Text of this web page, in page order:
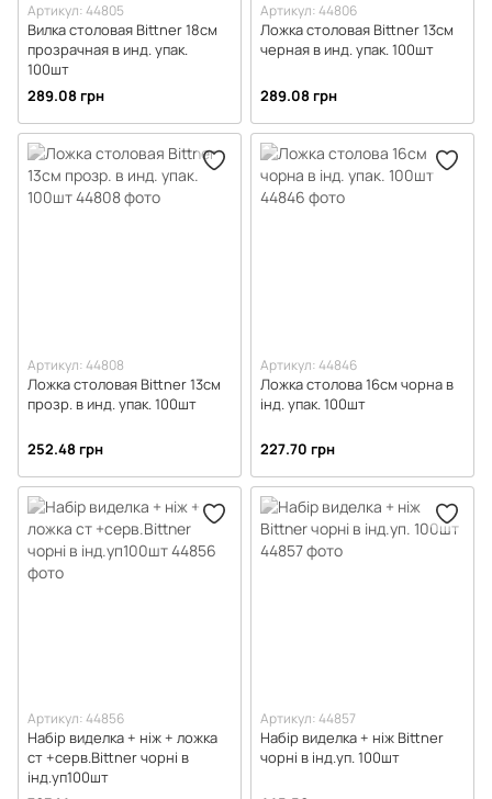
Артикул: 44805
Вилка столовая Bittner 18см
прозрачная в инд. упак.
100шт
289.08 грн
Артикул: 44806
Ложка столовая Bittner 13см
черная в инд. упак. 100шт
289.08 грн
Артикул: 44808
Ложка столовая Bittner 13см
прозр. в инд. упак. 100шт
252.48 грн
Артикул: 44846
Ложка столова 16см чорна в
інд. упак. 100шт
227.70 грн
Артикул: 44856
Набір виделка + ніж + ложка
ст +серв.Bittner чорні в
інд.уп100шт
Артикул: 44857
Набір виделка + ніж Bittner
чорні в інд.уп. 100шт